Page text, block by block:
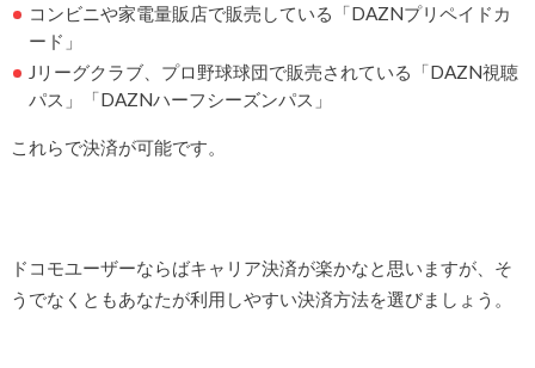
コンビニや家電量販店で販売している「DAZNプリペイドカ
ード」
Jリーグクラブ、プロ野球球団で販売されている「DAZN視聴
パス」「DAZNハーフシーズンパス」
これらで決済が可能です。
ドコモユーザーならばキャリア決済が楽かなと思いますが、そ
うでなくともあなたが利用しやすい決済方法を選びましょう。